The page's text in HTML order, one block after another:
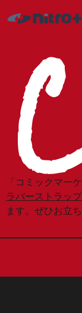
「コミックマー
ラバーストラップ
ます。ぜひお立